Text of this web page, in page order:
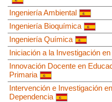
Ingeniería Ambiental
Ingeniería Bioquímica
Ingeniería Química
Iniciación a la Investigación
Innovación Docente en
Primaria
Intervención e Investigación
Dependencia